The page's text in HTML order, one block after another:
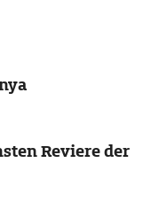
Reviere der